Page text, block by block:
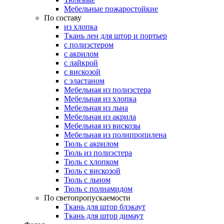
Мебельные пожаростойкие
По составу
из хлопка
Ткань лен для штор и портьер
с полиэстером
с акрилом
с лайкрой
с вискозой
с эластаном
Мебельная из полиэстера
Мебельная из хлопка
Мебельная из льна
Мебельная из акрила
Мебельная из вискозы
Мебельная из полипропилена
Тюль с акрилом
Тюль из полиэстера
Тюль с хлопком
Тюль с вискозой
Тюль с льном
Тюль с полиамидом
По светопропускаемости
Ткань для штор блэкаут
Ткань для штор димаут